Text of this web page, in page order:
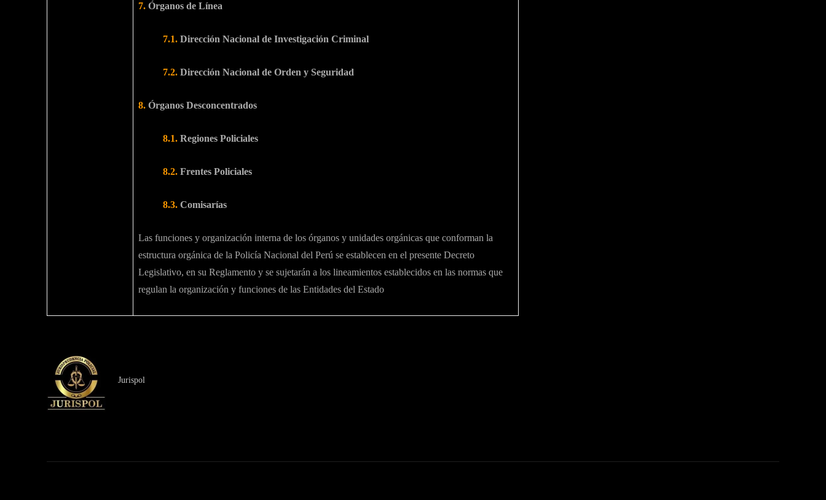
7. Órganos de Línea
7.1. Dirección Nacional de Investigación Criminal
7.2. Dirección Nacional de Orden y Seguridad
8. Órganos Desconcentrados
8.1. Regiones Policiales
8.2. Frentes Policiales
8.3. Comisarías
Las funciones y organización interna de los órganos y unidades orgánicas que conforman la
estructura orgánica de la Policía Nacional del Perú se establecen en el presente Decreto
Legislativo, en su Reglamento y se sujetarán a los lineamientos establecidos en las normas que
regulan la organización y funciones de las Entidades del Estado
Jurispol